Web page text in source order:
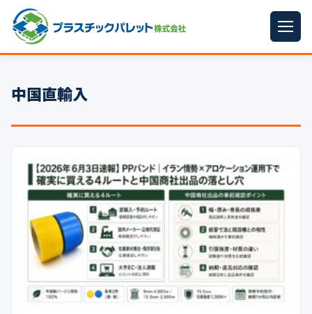
パレットサイズ
プラパレット ▼
コンテナ
中古パレット
再生原料
梱包資材
イラン情勢まとめ
中国直輸入